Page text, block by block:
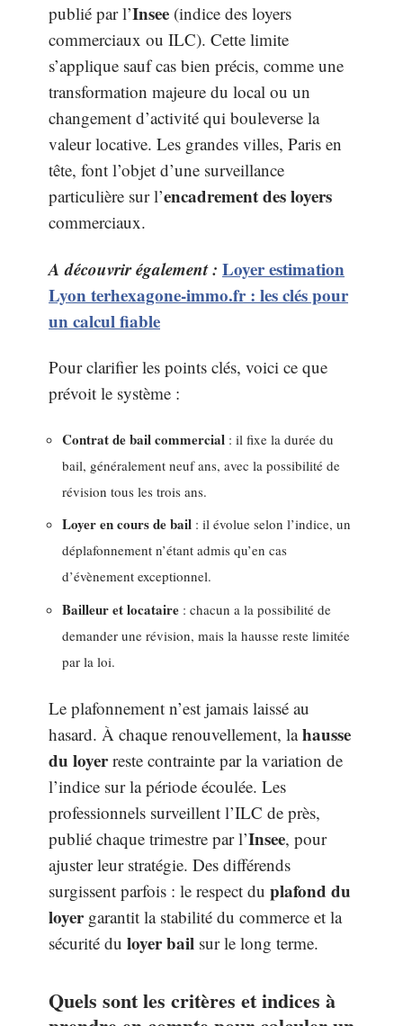
publié par l’Insee (indice des loyers
commerciaux ou ILC). Cette limite
s’applique sauf cas bien précis, comme une
transformation majeure du local ou un
changement d’activité qui bouleverse la
valeur locative. Les grandes villes, Paris en
tête, font l’objet d’une surveillance
particulière sur l’encadrement des loyers
commerciaux.
A découvrir également : Loyer estimation
Lyon terhexagone-immo.fr : les clés pour
un calcul fiable
Pour clarifier les points clés, voici ce que
prévoit le système :
Contrat de bail commercial : il fixe la durée du
bail, généralement neuf ans, avec la possibilité de
révision tous les trois ans.
Loyer en cours de bail : il évolue selon l’indice, un
déplafonnement n’étant admis qu’en cas
d’évènement exceptionnel.
Bailleur et locataire : chacun a la possibilité de
demander une révision, mais la hausse reste limitée
par la loi.
Le plafonnement n’est jamais laissé au
hasard. À chaque renouvellement, lahausse
du loyerreste contrainte par la variation de
l’indice sur la période écoulée. Les
professionnels surveillent l’ILC de près,
publié chaque trimestre par l’Insee, pour
ajuster leur stratégie. Des différends
surgissent parfois : le respect du plafond du
loyergarantit la stabilité du commerce et la
sécurité du loyer bail sur le long terme.
Quels sont les critères et indices à